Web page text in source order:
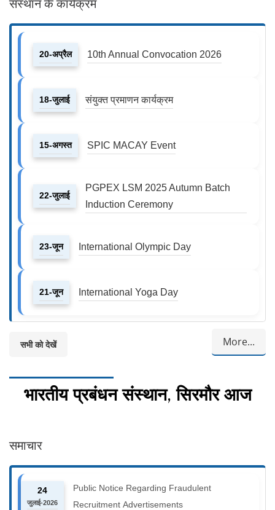
20-अप्रैल 10th Annual Convocation 2026
18-जुलाई संयुक्त प्रमाणन कार्यक्रम
15-अगस्त SPIC MACAY Event
22-जुलाई
PGPEX LSM 2025 Autumn Batch
Induction Ceremony
23-जून International Olympic Day
21-जून International Yoga Day
More...
सभी को देखें
भारतीय प्रबंधन संस्थान, सिरमौर आज
समाचार
24
जुलाई-2026
Public Notice Regarding Fraudulent
Recruitment Advertisements